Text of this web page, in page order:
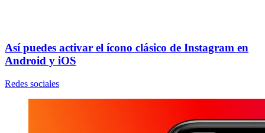
Así puedes activar el ícono clásico de Instagram en
Android y iOS
Redes sociales